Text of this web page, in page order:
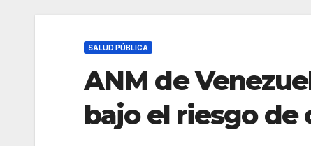
SALUD PÚBLICA
ANM de
bajo el riesgo